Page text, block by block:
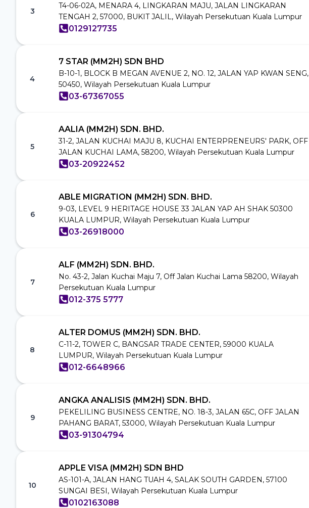
3
T4-06-02A, MENARA 4, LINGKARAN MAJU, JALAN LINGKARAN
TENGAH 2, 57000, BUKIT JALIL, Wilayah Persekutuan Kuala Lumpur
0129127735
4
7 STAR (MM2H) SDN BHD
B-10-1, BLOCK B MEGAN AVENUE 2, NO. 12, JALAN YAP KWAN SENG,
50450, Wilayah Persekutuan Kuala Lumpur
03-67367055
5
AALIA (MM2H) SDN. BHD.
31-2, JALAN KUCHAI MAJU 8, KUCHAI ENTERPRENEURS' PARK, OFF
JALAN KUCHAI LAMA, 58200, Wilayah Persekutuan Kuala Lumpur
03-20922452
6
ABLE MIGRATION (MM2H) SDN. BHD.
9-03, LEVEL 9 HERITAGE HOUSE 33 JALAN YAP AH SHAK 50300
KUALA LUMPUR, Wilayah Persekutuan Kuala Lumpur
03-26918000
7
ALF (MM2H) SDN. BHD.
No. 43-2, Jalan Kuchai Maju 7, Off Jalan Kuchai Lama 58200, Wilayah
Persekutuan Kuala Lumpur
012-375 5777
8
ALTER DOMUS (MM2H) SDN. BHD.
C-11-2, TOWER C, BANGSAR TRADE CENTER, 59000 KUALA
LUMPUR, Wilayah Persekutuan Kuala Lumpur
012-6648966
9
ANGKA ANALISIS (MM2H) SDN. BHD.
PEKELILING BUSINESS CENTRE, NO. 18-3, JALAN 65C, OFF JALAN
PAHANG BARAT, 53000, Wilayah Persekutuan Kuala Lumpur
03-91304794
10
APPLE VISA (MM2H) SDN BHD
AS-101-A, JALAN HANG TUAH 4, SALAK SOUTH GARDEN, 57100
SUNGAI BESI, Wilayah Persekutuan Kuala Lumpur
0102163088